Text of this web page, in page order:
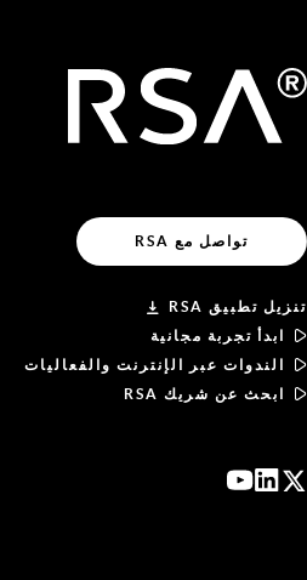
تواصل مع RSA
تنزيل تطبيق RSA
ابدأ تجربة مجانية
الندوات عبر الإنترنت والفعاليات
ابحث عن شريك RSA